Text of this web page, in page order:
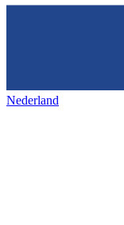
Nederland